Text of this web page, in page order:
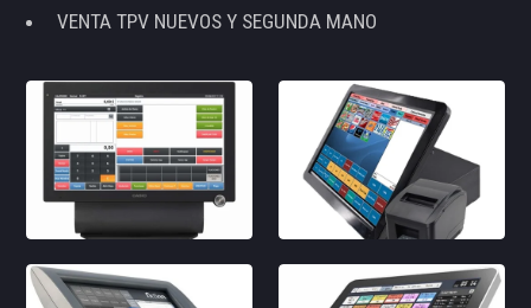
VENTA TPV NUEVOS Y SEGUNDA MANO